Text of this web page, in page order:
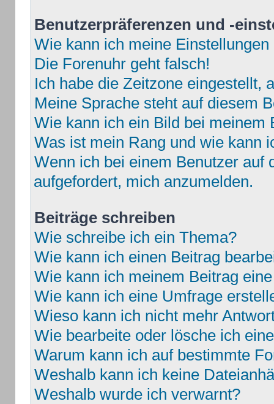
Benutzerpräferenzen und -
Wie kann ich meine Einstellungen
Die Forenuhr geht falsch!
Ich habe die Zeitzone eingestellt,
Meine Sprache steht auf diesem
Wie kann ich ein Bild bei meinem
Was ist mein Rang und wie kann
Wenn ich bei einem Benutzer auf
aufgefordert, mich anzumelden.
Beiträge schreiben
Wie schreibe ich ein Thema?
Wie kann ich einen Beitrag
Wie kann ich meinem Beitrag
Wie kann ich eine Umfrage
Wieso kann ich nicht mehr
Wie bearbeite oder lösche ich
Warum kann ich auf bestimmte
Weshalb kann ich keine
Weshalb wurde ich verwarnt?